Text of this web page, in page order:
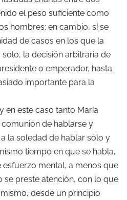
el peso suficiente como
hombres; en cambio, sí se
de casos en los que la
la decisión arbitraria de
o emperador, hasta
importante para la
en este caso tanto María
de hablarse y
la soledad de hablar sólo y
tiempo en que se habla,
mental, a menos que
se preste atención, con lo que
desde un principio